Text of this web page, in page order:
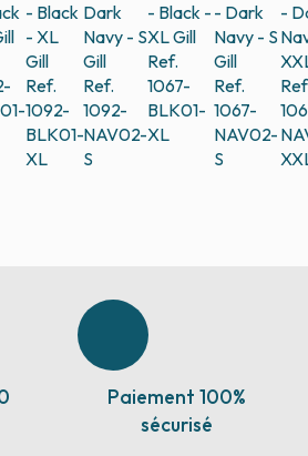
- Black
- XL
Gill
Ref.
1092-
BLK01-
XL
Dark
Navy - S
Gill
Ref.
1092-
NAV02-
S
- Black -
XLGill
Ref.
1067-
BLK01-
XL
- Dark
Navy - S
Gill
Ref.
1067-
NAV02-
S
-
Paiement 100%
sécurisé